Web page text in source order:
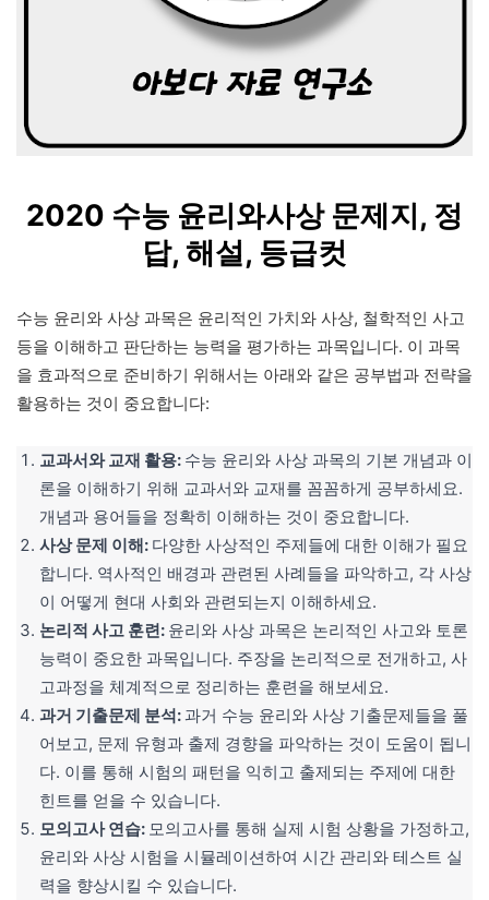
2020 수능 윤리와사상 문제지, 정
답, 해설, 등급컷
수능 윤리와 사상 과목은 윤리적인 가치와 사상, 철학적인 사고
등을 이해하고 판단하는 능력을 평가하는 과목입니다. 이 과목
을 효과적으로 준비하기 위해서는 아래와 같은 공부법과 전략을
활용하는 것이 중요합니다:
교과서와 교재 활용: 수능 윤리와 사상 과목의 기본 개념과 이
론을 이해하기 위해 교과서와 교재를 꼼꼼하게 공부하세요.
개념과 용어들을 정확히 이해하는 것이 중요합니다.
사상 문제 이해: 다양한 사상적인 주제들에 대한 이해가 필요
합니다. 역사적인 배경과 관련된 사례들을 파악하고, 각 사상
이 어떻게 현대 사회와 관련되는지 이해하세요.
논리적 사고 훈련: 윤리와 사상 과목은 논리적인 사고와 토론
능력이 중요한 과목입니다. 주장을 논리적으로 전개하고, 사
고과정을 체계적으로 정리하는 훈련을 해보세요.
과거 기출문제 분석:과거 수능 윤리와 사상 기출문제들을 풀
어보고, 문제 유형과 출제 경향을 파악하는 것이 도움이 됩니
다. 이를 통해 시험의 패턴을 익히고 출제되는 주제에 대한
힌트를 얻을 수 있습니다.
모의고사 연습: 모의고사를 통해 실제 시험 상황을 가정하고,
윤리와 사상 시험을 시뮬레이션하여 시간 관리와 테스트 실
력을 향상시킬 수 있습니다.